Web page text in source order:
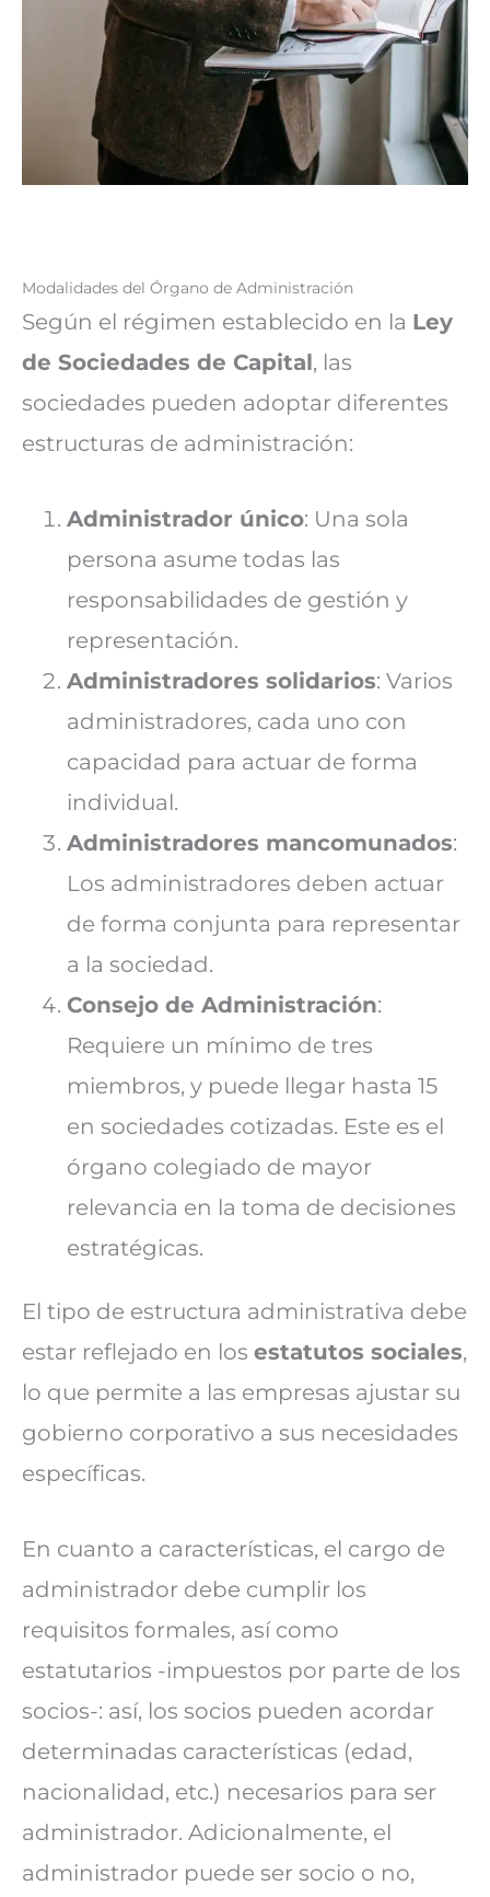
Modalidades del Órgano de Administración
Según el régimen establecido en la Ley
de Sociedades de Capital, las
sociedades pueden adoptar diferentes
estructuras de administración:
Administrador único: Una sola
persona asume todas las
responsabilidades de gestión y
representación.
Administradores solidarios: Varios
administradores, cada uno con
capacidad para actuar de forma
individual.
Administradores mancomunados:
Los administradores deben actuar
de forma conjunta para representar
a la sociedad.
Consejo de Administración:
Requiere un mínimo de tres
miembros, y puede llegar hasta 15
en sociedades cotizadas. Este es el
órgano colegiado de mayor
relevancia en la toma de decisiones
estratégicas.
El tipo de estructura administrativa debe
estar reflejado en los estatutos sociales,
lo que permite a las empresas ajustar su
gobierno corporativo a sus necesidades
específicas.
En cuanto a características, el cargo de
administrador debe cumplir los
requisitos formales, así como
estatutarios -impuestos por parte de los
socios-: así, los socios pueden acordar
determinadas características (edad,
nacionalidad, etc.) necesarios para ser
administrador. Adicionalmente, el
administrador puede ser socio o no,